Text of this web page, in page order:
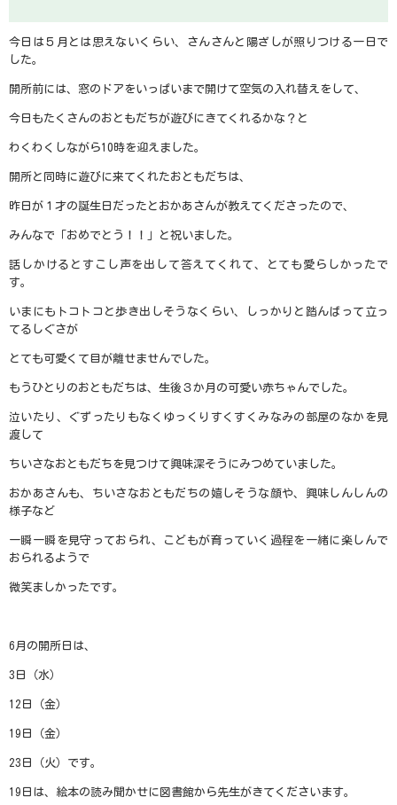
今日は５月とは思えないくらい、さんさんと陽ざしが照りつける一日で
した。
開所前には、窓のドアをいっぱいまで開けて空気の入れ替えをして、
今日もたくさんのおともだちが遊びにきてくれるかな？と
わくわくしながら10時を迎えました。
開所と同時に遊びに来てくれたおともだちは、
昨日が１才の誕生日だったとおかあさんが教えてくださったので、
みんなで「おめでとう！！」と祝いました。
話しかけるとすこし声を出して答えてくれて、とても愛らしかったで
す。
いまにもトコトコと歩き出しそうなくらい、しっかりと踏んばって立っ
てるしぐさが
とても可愛くて目が離せませんでした。
もうひとりのおともだちは、生後３か月の可愛い赤ちゃんでした。
泣いたり、ぐずったりもなくゆっくりすくすくみなみの部屋のなかを見
渡して
ちいさなおともだちを見つけて興味深そうにみつめていました。
おかあさんも、ちいさなおともだちの嬉しそうな顔や、興味しんしんの
様子など
一瞬一瞬を見守っておられ、こどもが育っていく過程を一緒に楽しんで
おられるようで
微笑ましかったです。
6 月の開所日は、
3 日（水）
12 日（金）
19 日（金）
23 日（火）です。
19日は、絵本の読み聞かせに図書館から先生がきてくださいます。